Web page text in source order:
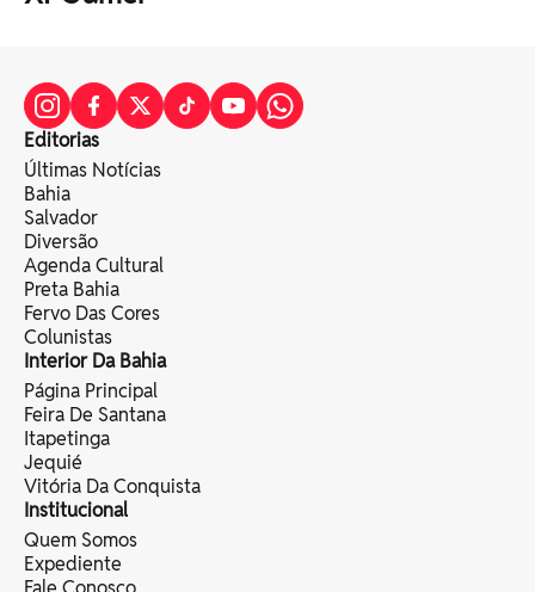
Editorias
Últimas Notícias
Bahia
Salvador
Diversão
Agenda Cultural
Preta Bahia
Fervo Das Cores
Colunistas
Interior Da Bahia
Página Principal
Feira De Santana
Itapetinga
Jequié
Vitória Da Conquista
Institucional
Quem Somos
Expediente